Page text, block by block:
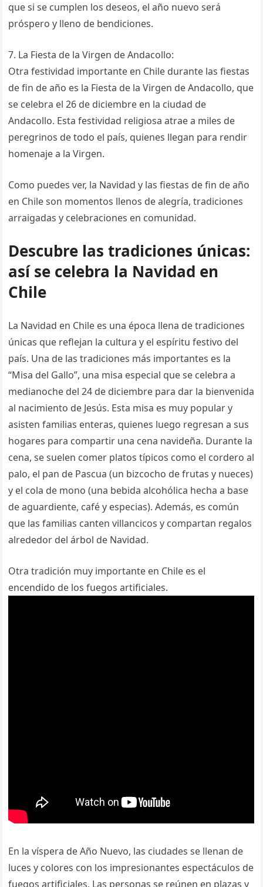
que si se cumplen los deseos, el año nuevo será
próspero y lleno de bendiciones.
7. La Fiesta de la Virgen de Andacollo:
Otra festividad importante en Chile durante las fiestas
de fin de año es la Fiesta de la Virgen de Andacollo, que
se celebra el 26 de diciembre en la ciudad de
Andacollo. Esta festividad religiosa atrae a miles de
peregrinos de todo el país, quienes llegan para rendir
homenaje a la Virgen.
Como puedes ver, la Navidad y las fiestas de fin de año
en Chile son momentos llenos de alegría, tradiciones
arraigadas y celebraciones en comunidad.
Descubre las tradiciones únicas:
así se celebra la Navidad en
Chile
La Navidad en Chile es una época llena de tradiciones
únicas que reflejan la cultura y el espíritu festivo del
país. Una de las tradiciones más importantes es la
“Misa del Gallo”, una misa especial que se celebra a
medianoche del 24 de diciembre para dar la bienvenida
al nacimiento de Jesús. Esta misa es muy popular y
asisten familias enteras, quienes luego regresan a sus
hogares para compartir una cena navideña. Durante la
cena, se suelen comer platos típicos como el cordero al
palo, el pan de Pascua (un bizcocho de frutas y nueces)
y el cola de mono (una bebida alcohólica hecha a base
de aguardiente, café y especias). Además, es común
que las familias canten villancicos y compartan regalos
alrededor del árbol de Navidad.
Otra tradición muy importante en Chile es el
encendido de los fuegos artificiales.
En la víspera de Año Nuevo, las ciudades se llenan de
luces y colores con los impresionantes espectáculos de
fuegos artificiales. Las personas se reúnen en plazas y